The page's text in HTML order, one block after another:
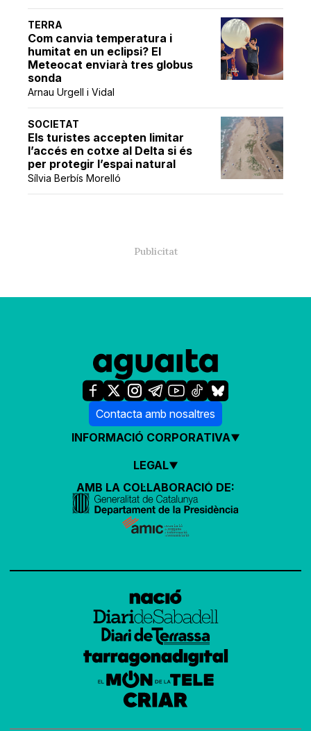
TERRA
Com canvia temperatura i
humitat en un eclipsi? El
Meteocat enviarà tres globus
sonda
Arnau Urgell i Vidal
SOCIETAT
Els turistes accepten limitar
l’accés en cotxe al Delta si és
per protegir l’espai natural
Sílvia Berbís Morelló
Contacta amb nosaltres
INFORMACIÓ CORPORATIVA
LEGAL
AMB LA COL·LABORACIÓ DE: